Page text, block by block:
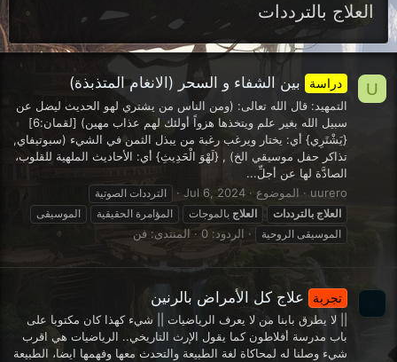
العلاج بالترددات
U دراسة بين الشفاء و السحر (الانغام المتذبذة)
التمهيد: قال الله تعالى: (ومن الناس من يشتري لهو الحديث ليضل عن
سبيل الله بغير علم ويتخذها هزواً أولئك لهم عذاب مهين) [لقمان:6]
{يَشْتَرِي} أي: يختار ويرغب رغبة من يبذل الثمن في الشيء (سبوتيفاي,
تذاكر حفل موسيقي الخ) , {لَهْوَ الْحَدِيثِ} أي: الأحاديث الملهية للقلوب،
الصادَّة لها عن أجلِّ...
uurero
الموضوع Jul 6, 2024
الترددات الصوتية
العلاج بالترددات العلاج بالموجات المؤامرة الحقيقية
الموسيقى
الموسيقى الروحية
الردود: 0 المنتدى: فن
تجربة علاج كل الأمراض بالرنين
|| لا يطرق بابنا من لا يعرف الرياضيات || شيء كهذا كان مكتوبا على
باب مدرسة أفلاطون كما يقول الإرث التاريخي.. الرياضيات هي اقرب
شيء وصلنا له لمحاكاة لغة الطبيعة والتحدث معها وفهمها ايضا، الطبيعة